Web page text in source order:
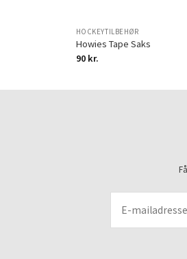
HOCKEYTILBEHØR
Howies Tape Saks
90 kr.